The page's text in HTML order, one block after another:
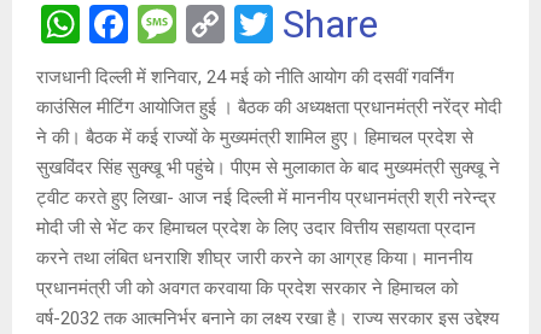
W
h
at
s
A
p
p
F
a
ce
b
o
o
k
M
es
s
a
g
e
C
o
py
Li
n
k
T
wi
tt
er
Share
राजधानी दिल्ली में शनिवार, 24 मई को नीति आयोग की दसवीं गवर्निंग
काउंसिल मीटिंग आयोजित हुई । बैठक की अध्यक्षता प्रधानमंत्री नरेंद्र मोदी
ने की। बैठक में कई राज्यों के मुख्यमंत्री शामिल हुए। हिमाचल प्रदेश से
सुखविंदर सिंह सुक्खू भी पहुंचे। पीएम से मुलाकात के बाद मुख्यमंत्री सुक्खू ने
ट्वीट करते हुए लिखा- आज नई दिल्ली में माननीय प्रधानमंत्री श्री नरेन्द्र
मोदी जी से भेंट कर हिमाचल प्रदेश के लिए उदार वित्तीय सहायता प्रदान
करने तथा लंबित धनराशि शीघ्र जारी करने का आग्रह किया। माननीय
प्रधानमंत्री जी को अवगत करवाया कि प्रदेश सरकार ने हिमाचल को
वर्ष-2032 तक आत्मनिर्भर बनाने का लक्ष्य रखा है। राज्य सरकार इस उद्देश्य